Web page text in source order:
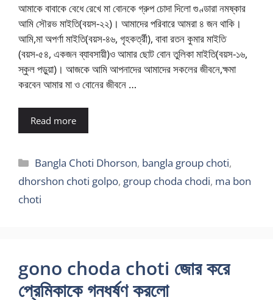
আমাকে বাবাকে বেধে রেখে মা বোনকে গ্রুপ চোদা দিলো গুণ্ডারা নমষ্কার
আমি সৌরভ মাইতি(বয়স-২২)। আমাদের পরিবারে আমরা ৪ জন থাকি।
আমি,মা অপর্ণা মাইতি(বয়স-৪৬, গৃহকর্ত্রী), বাবা রতন কুমার মাইতি
(বয়স-৫৪, একজন ব্যাবসায়ী)ও আমার ছোট বোন তুলিকা মাইতি(বয়স-১৬,
স্কুল পড়ুয়া)। আজকে আমি আপনাদের আমাদের সকলের জীবনে,ক্ষমা
করবেন আমার মা ও বোনের জীবনে …
Read more
Categories
Bangla Choti Dhorson, bangla group choti,
dhorshon choti golpo, group choda chodi, ma bon
choti
gono choda choti জোর করে
প্রেমিকাকে গনধর্ষণ করলো